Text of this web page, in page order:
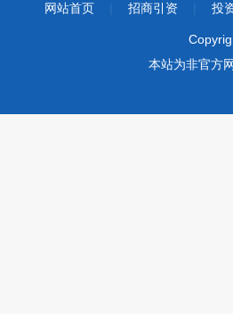
网站首页 招商引资 投
本站为非官方